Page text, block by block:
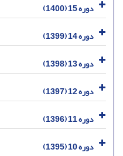
دوره 15 (1400)
دوره 14 (1399)
دوره 13 (1398)
دوره 12 (1397)
دوره 11 (1396)
دوره 10 (1395)